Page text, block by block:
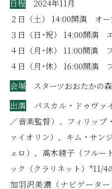
日程 2024年11月
２日（土） 14:00開演 オー
３日（日･祝） 14:00開演
４日（月･休） 11:00開演
４日（月･休） 16:00開演
会場 スターツおおたかの
出演 パスカル・ドゥヴァ
／音楽監督）、フィリッ
ァイオリン）、キム・サン
ェロ）、高木綾子（フルー
ック（クラリネット） *11/4
加羽沢美濃（ナビゲータ